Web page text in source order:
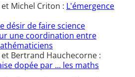
Michel Criton : L'émergence
désir de faire science
une coordination entre
Bertrand Hauchecorne :
dopée par ... les maths